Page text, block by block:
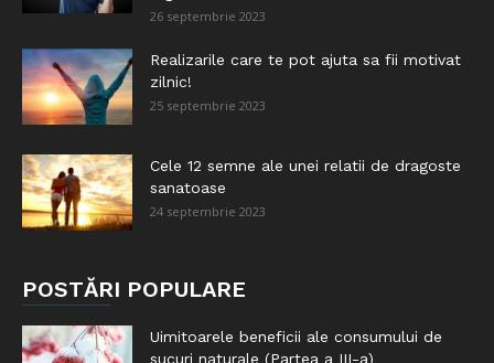
26 septembrie 2023
Realizarile care te pot ajuta sa fii motivat
zilnic!
25 septembrie 2023
Cele 12 semne ale unei relatii de dragoste
sanatoase
24 septembrie 2023
POSTĂRI POPULARE
Uimitoarele beneficii ale consumului de
sucuri naturale (Partea a III-a)